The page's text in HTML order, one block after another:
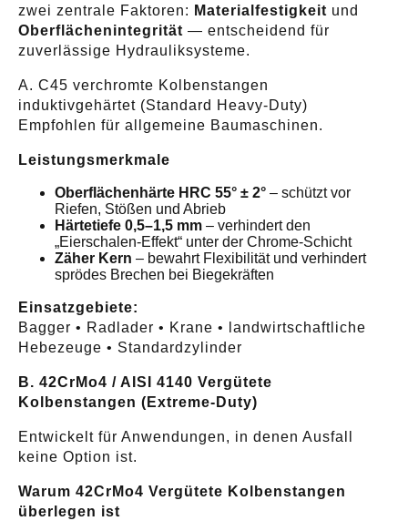
zwei zentrale Faktoren: Materialfestigkeit und
Oberflächenintegrität — entscheidend für
zuverlässige Hydrauliksysteme.
A. C45 verchromte Kolbenstangen
induktivgehärtet (Standard Heavy-Duty)
Empfohlen für allgemeine Baumaschinen.
Leistungsmerkmale
Oberflächenhärte HRC 55° ± 2° – schützt vor
Riefen, Stößen und Abrieb
Härtetiefe 0,5–1,5 mm – verhindert den
„Eierschalen-Effekt“ unter der Chrome-Schicht
Zäher Kern – bewahrt Flexibilität und verhindert
sprödes Brechen bei Biegekräften
Einsatzgebiete:
Bagger • Radlader • Krane • landwirtschaftliche
Hebezeuge • Standardzylinder
B. 42CrMo4 / AISI 4140 Vergütete
Kolbenstangen (Extreme-Duty)
Entwickelt für Anwendungen, in denen Ausfall
keine Option ist.
Warum 42CrMo4 Vergütete Kolbenstangen
überlegen ist